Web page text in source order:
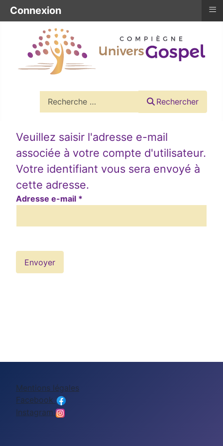
Rechercher
Veuillez saisir l'adresse e-mail
associée à votre compte d'utilisateur.
Votre identifiant vous sera envoyé à
cette adresse.
Adresse e-mail *
Envoyer
Mentions légales
Facebook
Instagram
Connexion ≡